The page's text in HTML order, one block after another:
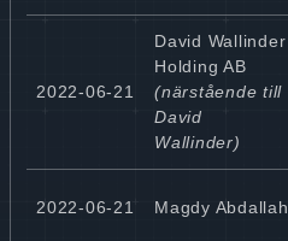
2022-06-21
David Wallinder
Holding AB
(närstående till
David
Wallinder)
2022-06-21 Magdy Abdallah